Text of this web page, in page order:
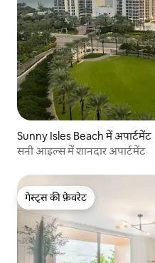
Sunny Isles Beach में अपार्टमेंट
सनी आइल्स में शानदार अपार्टमेंट
गेस्ट्स की फ़ेवरेट
गेस्ट्स की फ़ेवरेट